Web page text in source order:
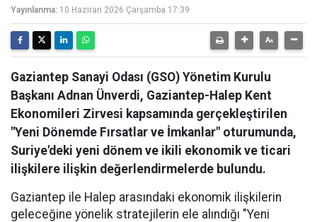
Yayınlanma: 10 Haziran 2026 Çarşamba 17:39
Gaziantep Sanayi Odası (GSO) Yönetim Kurulu
Başkanı Adnan Ünverdi, Gaziantep-Halep Kent
Ekonomileri Zirvesi kapsamında gerçekleştirilen
"Yeni Dönemde Fırsatlar ve İmkanlar" oturumunda,
Suriye'deki yeni dönem ve ikili ekonomik ve ticari
ilişkilere ilişkin değerlendirmelerde bulundu.
Gaziantep ile Halep arasındaki ekonomik ilişkilerin
geleceğine yönelik stratejilerin ele alındığı "Yeni